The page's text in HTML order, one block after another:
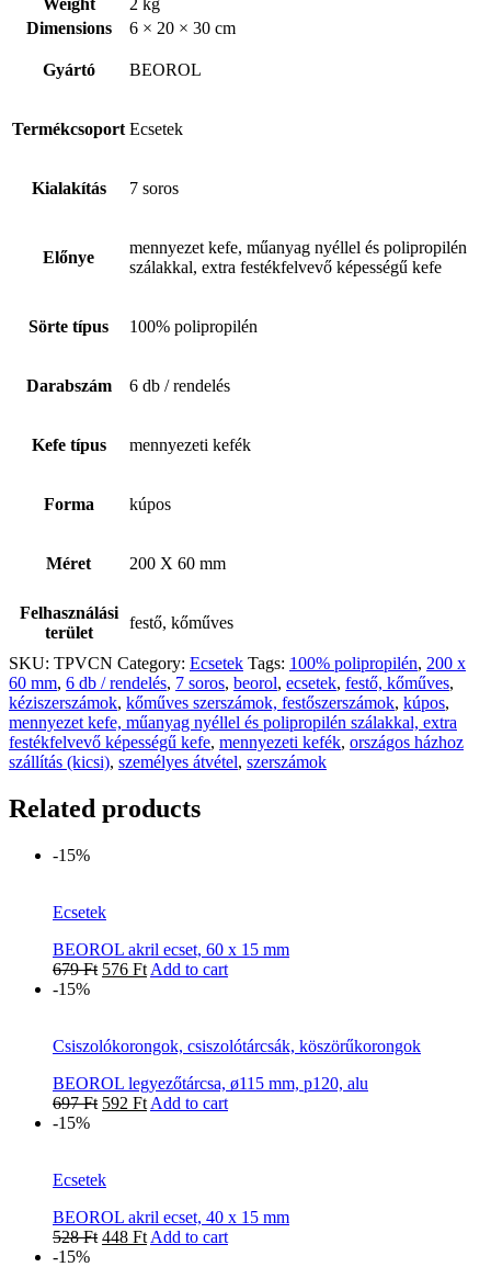
Weight
2 kg
Dimensions
6 × 20 × 30 cm
Gyártó BEOROL
Termékcsoport Ecsetek
Kialakítás 7 soros
Előnye
mennyezet kefe, műanyag nyéllel és polipropilén
szálakkal, extra festékfelvevő képességű kefe
Sörte típus 100% polipropilén
Darabszám 6 db / rendelés
Kefe típus mennyezeti kefék
Forma kúpos
Méret 200 X 60 mm
Felhasználási
terület
festő, kőműves
SKU: TPVCN Category: Ecsetek Tags: 100% polipropilén, 200 x
60 mm, 6 db / rendelés, 7 soros, beorol, ecsetek, festő, kőműves,
kéziszerszámok, kőműves szerszámok, festőszerszámok, kúpos,
mennyezet kefe, műanyag nyéllel és polipropilén szálakkal, extra
festékfelvevő képességű kefe, mennyezeti kefék, országos házhoz
szállítás (kicsi), személyes átvétel, szerszámok
Related products
-15%
Ecsetek
BEOROL akril ecset, 60 x 15 mm
679Ft 576 Ft Add to cart
-15%
Csiszolókorongok, csiszolótárcsák, köszörűkorongok
BEOROL legyezőtárcsa, ø115 mm, p120, alu
697Ft 592 Ft Add to cart
-15%
Ecsetek
BEOROL akril ecset, 40 x 15 mm
528Ft 448 Ft Add to cart
-15%